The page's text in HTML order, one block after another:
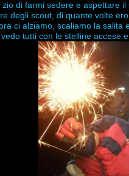
di farmi sedere e aspettare
degli scout, di quante volte
ci alziamo, scaliamo la
tutti con le stelline accese